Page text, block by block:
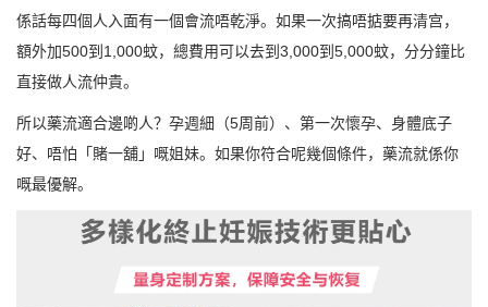
係話每四個人入面有一個會流唔乾淨。如果一次搞唔掂要再清宫，
額外加500到1,000蚊，總費用可以去到3,000到5,000蚊，分分鐘比
直接做人流仲貴。
所以藥流適合邊啲人？孕週細（5周前）、第一次懷孕、身體底子
好、唔怕「賭一舖」嘅姐妹。如果你符合呢幾個條件，藥流就係你
嘅最優解。